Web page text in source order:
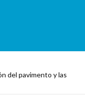
del pavimento y las